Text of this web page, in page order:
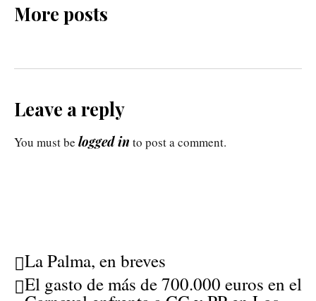
More posts
Leave a reply
You must be logged in to post a comment.
La Palma, en breves
El gasto de más de 700.000 euros en el